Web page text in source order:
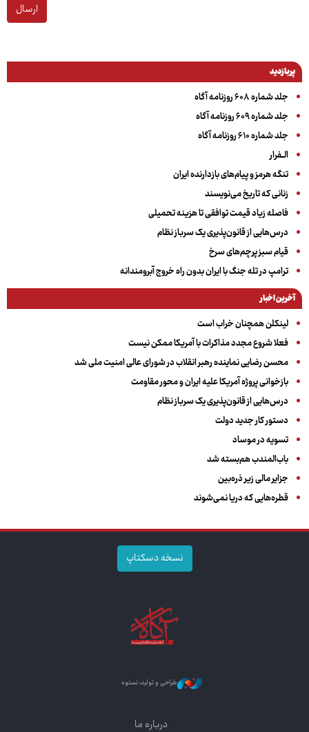
ارسال
پربازدید
جلد شماره ۶۰۸ روزنامه آگاه
جلد شماره ۶۰۹ روزنامه آگاه
جلد شماره ۶۱۰ روزنامه آگاه
الــفرار
تنگه هرمز و پیام‌های بازدارنده ایران
زنانی که تاریخ می‌نویسند
فاصله زیاد قیمت توافقی تا هزینه تحمیلی
درس‌هایی از قانون‌پذیری یک سرباز نظام
قیام سبز پرچم‌های سرخ
ترامپ در تله جنگ با ایران بدون راه خروج آبرومندانه
آخرین اخبار
لینکلن همچنان خراب است
فعلا شروع مجدد مذاکرات با آمریکا ممکن نیست
محسن رضایی نماینده رهبر انقلاب در شورای عالی امنیت ملی شد
بازخوانی پروژه آمریکا علیه ایران و محور مقاومت
درس‌هایی از قانون‌پذیری یک سرباز نظام
دستور کار جدید دولت
تسویه در موساد
باب‌المندب هم‌بسته شد
جزایر مالی زیر ذره‌بین
قطره‌هایی که دریا نمی‌شوند
نسخه دسکتاپ
طراحی و تولید: نستوه
درباره ما